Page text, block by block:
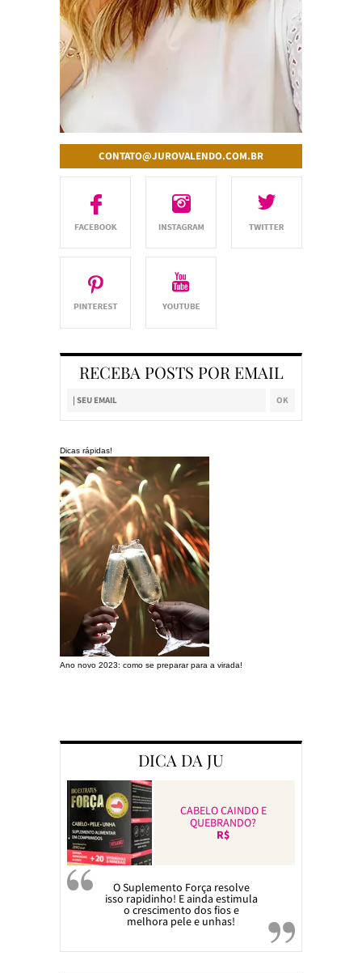
CONTATO@JUROVALENDO.COM.BR
RECEBA POSTS POR EMAIL
Dicas rápidas!
Ano novo 2023: como se preparar para a virada!
DICA DA JU
CABELO CAINDO E
QUEBRANDO?
R$
O Suplemento Força resolve
isso rapidinho! E ainda estimula
o crescimento dos fios e
melhora pele e unhas!